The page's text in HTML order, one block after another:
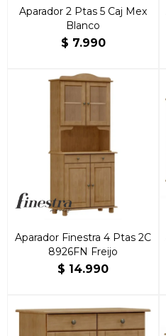
Aparador 2 Ptas 5 Caj Mex
Blanco
$ 7.990
Aparador Finestra 4 Ptas 2C
8926FN Freijo
$ 14.990